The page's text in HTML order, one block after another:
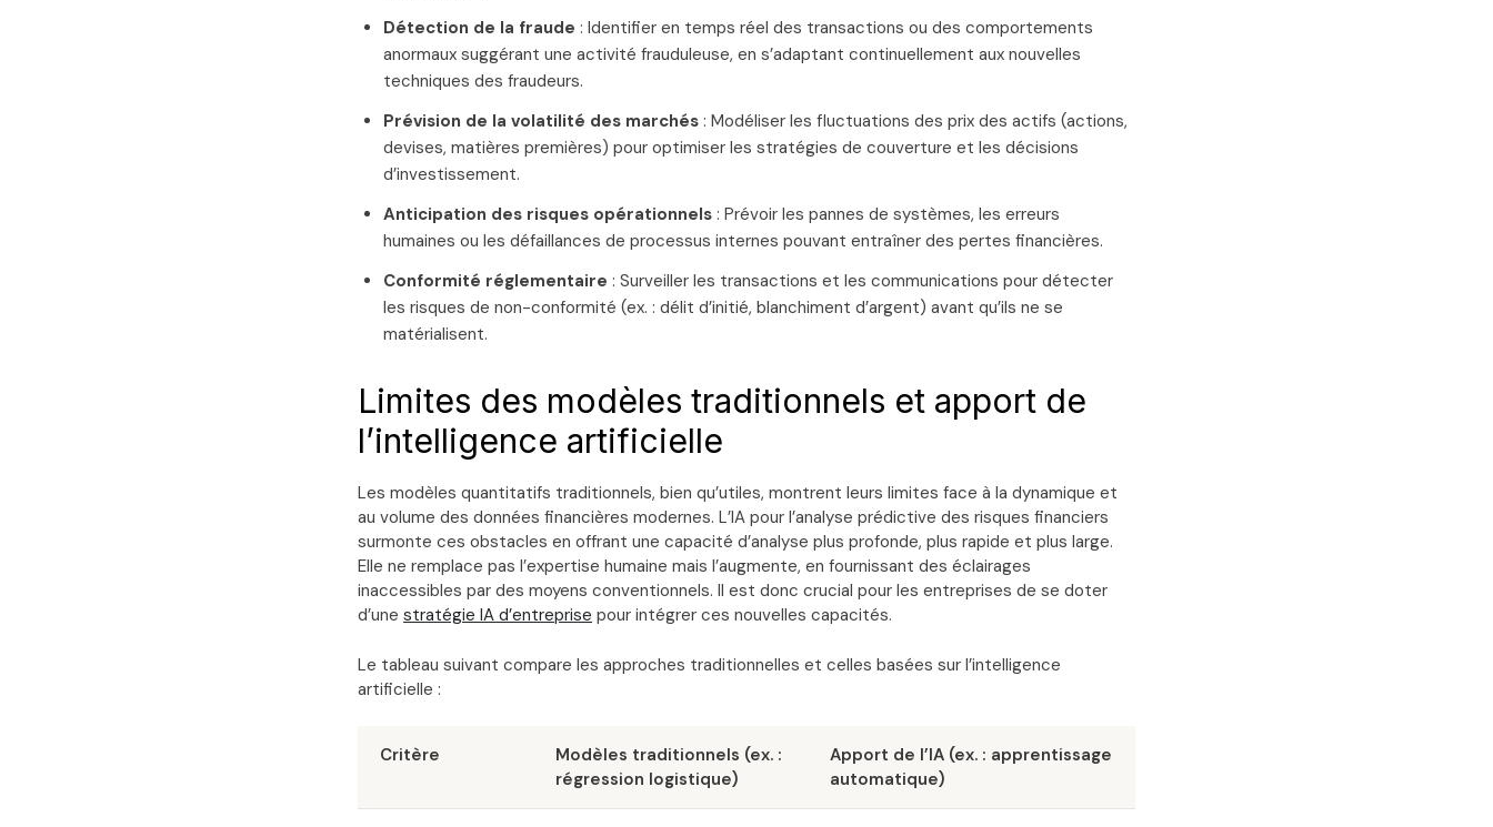
Détection de la fraude : Identifier en temps réel des transactions ou des comportements
anormaux suggérant une activité frauduleuse, en s’adaptant continuellement aux nouvelles
techniques des fraudeurs.
Prévision de la volatilité des marchés: Modéliser les fluctuations des prix des actifs (actions,
devises, matières premières) pour optimiser les stratégies de couverture et les décisions
d’investissement.
Anticipation des risques opérationnels: Prévoir les pannes de systèmes, les erreurs
humaines ou les défaillances de processus internes pouvant entraîner des pertes financières.
Conformité réglementaire : Surveiller les transactions et les communications pour détecter
les risques de non-conformité (ex. : délit d’initié, blanchiment d’argent) avant qu’ils ne se
matérialisent.
Limites des modèles traditionnels et apport de
l’intelligence artificielle
Les modèles quantitatifs traditionnels, bien qu’utiles, montrent leurs limites face à la dynamique et
au volume des données financières modernes. L’IA pour l’analyse prédictive des risques financiers
surmonte ces obstacles en offrant une capacité d’analyse plus profonde, plus rapide et plus large.
Elle ne remplace pas l’expertise humaine mais l’augmente, en fournissant des éclairages
inaccessibles par des moyens conventionnels. Il est donc crucial pour les entreprises de se doter
d’une stratégie IA d’entreprise pour intégrer ces nouvelles capacités.
Le tableau suivant compare les approches traditionnelles et celles basées sur l’intelligence
artificielle :
Critère
Modèles traditionnels (ex. :
régression logistique)
Apport de l’IA (ex. : apprentissage
automatique)